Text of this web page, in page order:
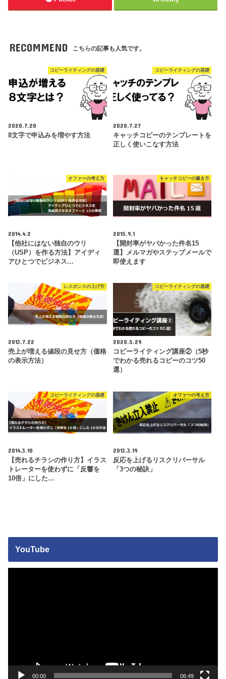
RECOMMEND こちらの記事も人気です。
コピーライティングの基礎
2020.7.20
8文字で申込みを増やす方法
コピーライティングの基礎
2020.7.27
キャッチコピーのテンプレートを
正しく使いこなす方法
オファーの考え方
2014.4.2
【他社にはない独自のウリ
（USP）を作る方法】アイディ
アひとつでビジネス…
キャッチコピーの書き方
2015.9.1
【開封率がヤバかった件名15
選】メルマガやステップメールで
即使えます
レスポンスの上げ方
2013.7.22
売上が増える値段の見せ方（価格
の表示方法）
コピーライティングの基礎
2020.5.29
コピーライティング講座②（5秒
でわかる売れるコピーのコツ50
選）
コピーライティングの基礎
2014.3.10
【売れるチラシの作り方】イラス
トレーターを使わずに「反響を
10倍」にした…
オファーの考え方
2013.3.19
反応を上げるリスクリバーサル
「3つの秘訣」
YouTube
00:00 06:49